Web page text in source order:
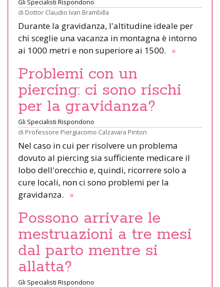
Gli Specialisti Rispondono
di Dottor Claudio Ivan Brambilla
Durante la gravidanza, l'altitudine ideale per
chi sceglie una vacanza in montagna è intorno
ai 1000 metri e non superiore ai 1500. »
Problemi con un
piercing: ci sono rischi
per la gravidanza?
Gli Specialisti Rispondono
di Professore Piergiacomo Calzavara Pinton
Nel caso in cui per risolvere un problema
dovuto al piercing sia sufficiente medicare il
lobo dell'orecchio e, quindi, ricorrere solo a
cure locali, non ci sono problemi per la
gravidanza. »
Possono arrivare le
mestruazioni a tre mesi
dal parto mentre si
allatta?
Gli Specialisti Rispondono